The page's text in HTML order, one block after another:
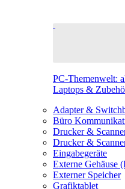
PC-Themenwelt:
Laptops &
Adapter &
Büro
Drucker &
Drucker &
Eingabegeräte
Externe Gehäuse
Externer Speicher
Grafiktablet